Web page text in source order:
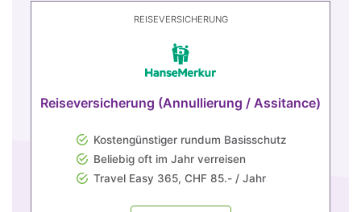
REISEVERSICHERUNG
Reiseversicherung (Annullierung / Assitance)
Kostengünstiger rundum Basisschutz
Beliebig oft im Jahr verreisen
Travel Easy 365, CHF 85.- / Jahr